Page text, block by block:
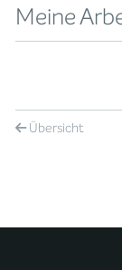
Meine
Übersicht